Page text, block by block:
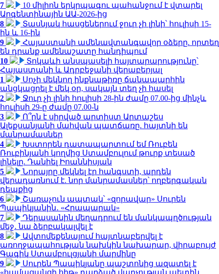
7
10 միլիոն երկրպագու պահանջում է վտարել
Արգենտինային ԱԱ-2026-ից
8
Տասնյակ հասցեներում ջուր չի լինի՝ հուլիսի 15-
ին և 16-ին
9
Հայաստանի ամենավտանգավոր օձերը. որտեղ
են դրանք ամենաշատը հանդիպում
10
Տոկաևի անսպասելի հայտարարությունը՝
Հայաստանի և Ադրբեջանի վերաբերյալ
1
Սոչի մեկնող ինքնաթիռը ճանապարհին
անցկացրել է մեկ օր, սակայն տեղ չի հասել
2
Ջուր չի լինի հուլիսի 28-ին ժամը 07.00-ից մինչև
հուլիսի 29-ը ժամը 07.00-ն
3
Ո՞րն է սիրված արտիստ Արտաշես
Ալեքսանյանի մահվան պատճառը. հայտնի են
մանրամասներ
4
Խստորեն դատապարտում եմ Ռուբեն
Ռուբինյանի կողմից Ստամբուլում թուրք տեսած
լինելը. Դանիել Իոաննիսյան
5
Նորայրը մեկնել էր հանգստի, արդեն
վերադառնում է. նոր մանրամասներ՝ ողբերգական
դեպքից
6
Շառաչուն ապտակ՝ «զորավար» Սուրեն
Պապիկյանին․ «Հրապարակ»
7
Դերասանին մեղադրում են մանկապղծության
մեջ․ նա ձերբակալվել է
8
Ավտոմեքենայում հայտնաբերվել է
առողջապահության նախկին նախարար, վիրաբույժ
Գագիկ Ստամբուլցյանի մարմինը
9
Սուրեն Պապիկյանը պաշտոնից ազատել է
«համացանցի հիթ» դարձած վարչության պետին